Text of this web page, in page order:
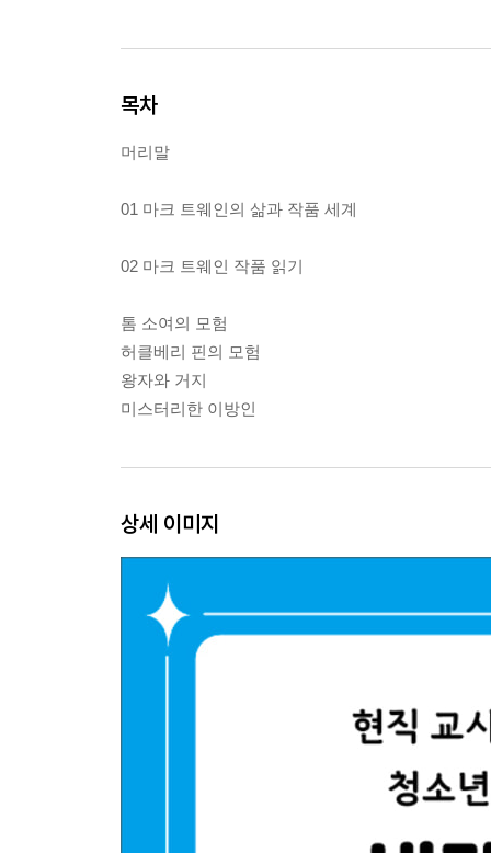
목차
머리말
01 마크 트웨인의 삶과 작품 세계
02 마크 트웨인 작품 읽기
톰 소여의 모험
허클베리 핀의 모험
왕자와 거지
미스터리한 이방인
상세 이미지